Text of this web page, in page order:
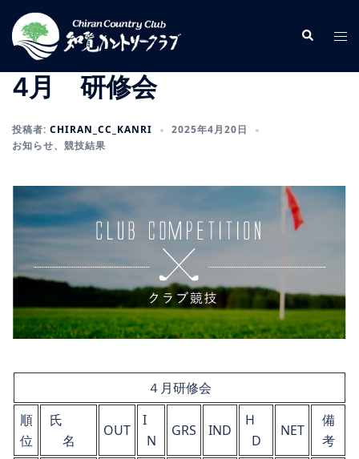
ン
検
索
ト
ル
4月 研修会
投稿者: CHIRAN_CC_KANRI
2025年4月20日
お知らせ、 競技結果
４月研修会
順
位
氏
名
OUT
I
N
GRS IND
H
D
NET
備
考